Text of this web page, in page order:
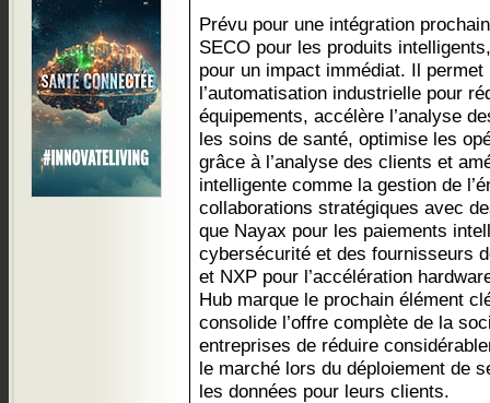
Prévu pour une intégration
SECO pour les produits
pour un impact immédiat. Il
l’automatisation industrielle pour
équipements, accélère l’analyse
les soins de santé, optimise les
grâce à l’analyse des clients et
intelligente comme la gestion de
collaborations stratégiques avec
que Nayax pour les paiements
cybersécurité et des fournisseurs
et NXP pour l’accélération
Hub marque le prochain élément
consolide l’offre complète de la
entreprises de réduire
le marché lors du déploiement de
les données pour leurs clients.